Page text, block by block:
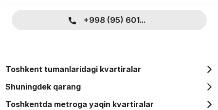
+998 (95) 601...
Toshkent tumanlaridagi kvartiralar
Shuningdek qarang
Toshkentda metroga yaqin kvartiralar